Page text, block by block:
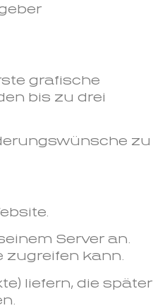
grafische
bis zu drei
zu
Server an.
zugreifen kann.
liefern, die später